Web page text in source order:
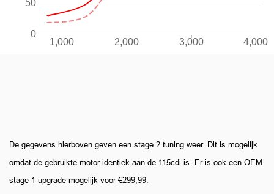
De gegevens hierboven geven een stage 2 tuning weer. Dit is mogelijk
omdat de gebruikte motor identiek aan de 115cdi is. Er is ook een OEM
stage 1 upgrade mogelijk voor €299,99.